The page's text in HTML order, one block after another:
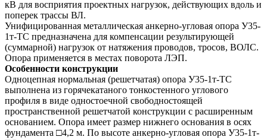
кВ для восприятия проектных нагрузок, действующих вдоль и
поперек трассы ВЛ.
Унифицированная металлическая анкерно-угловая опора У35-
1т-ТС предназначена для компенсации результирующей
(суммарной) нагрузок от натяжения проводов, тросов, ВОЛС.
Опора применяется в местах поворота ЛЭП.
Особенности конструкции
Одноцепная нормальная (решетчатая) опора У35-1т-ТС
выполнена из горячекатаного тонкостенного углового
профиля в виде одностоечной свободностоящей
пространственной решетчатой конструкции с расширенным
основанием. Опора имеет размер нижнего основания в осях
фундамента □4,2 м. По высоте анкерно-угловая опора У35-1т-